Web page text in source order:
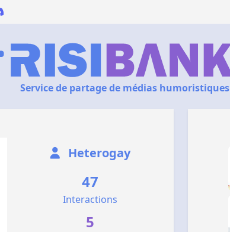
Service de partage de médias humoristiques
Heterogay
47
Interactions
5